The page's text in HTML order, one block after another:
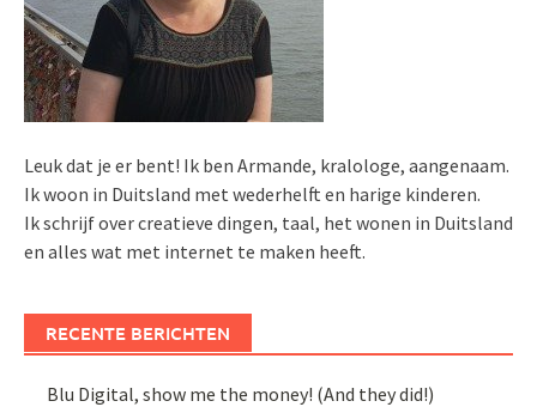
Leuk dat je er bent! Ik ben Armande, kralologe, aangenaam.
Ik woon in Duitsland met wederhelft en harige kinderen.
Ik schrijf over creatieve dingen, taal, het wonen in Duitsland
en alles wat met internet te maken heeft.
RECENTE BERICHTEN
Blu Digital, show me the money! (And they did!)